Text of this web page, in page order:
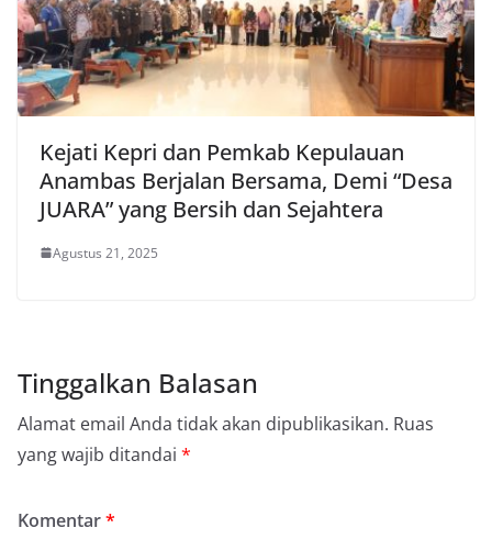
Kejati Kepri dan Pemkab Kepulauan
Anambas Berjalan Bersama, Demi “Desa
JUARA” yang Bersih dan Sejahtera
Agustus 21, 2025
Tinggalkan Balasan
Alamat email Anda tidak akan dipublikasikan. Ruas
yang wajib ditandai *
Komentar*